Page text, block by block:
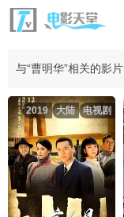
与“曹明华”相关的影片
电视剧
大陆
2019